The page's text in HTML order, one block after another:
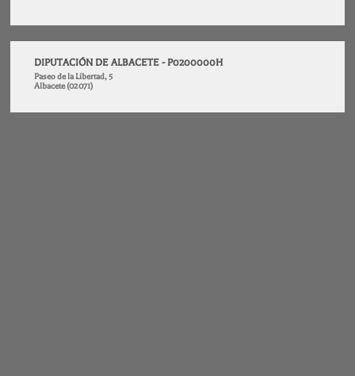
DIPUTACIÓN DE ALBACETE - P0200000H
Paseo de la Libertad, 5
Albacete (02071)